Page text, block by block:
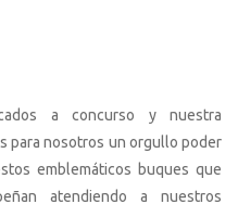
a concurso y nuestra
para nosotros un orgullo poder
emblemáticos buques que
atendiendo a nuestros